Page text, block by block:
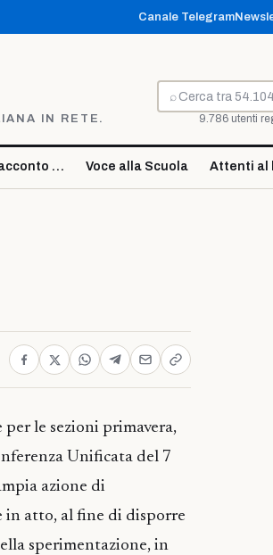
Canale Telegram
IN RETE.
⌕
Cerca
9.786 utenti
… Voce alla Scuola Attenti al
le sezioni primavera,
Unificata del 7
azione di
in atto, al fine di disporre
sperimentazione, in